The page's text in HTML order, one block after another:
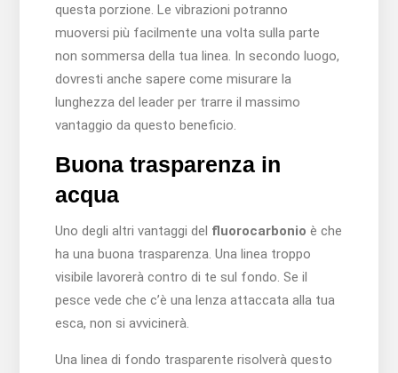
questa porzione. Le vibrazioni potranno
muoversi più facilmente una volta sulla parte
non sommersa della tua linea. In secondo luogo,
dovresti anche sapere come misurare la
lunghezza del leader per trarre il massimo
vantaggio da questo beneficio.
Buona trasparenza in
acqua
Uno degli altri vantaggi del fluorocarbonio è che
ha una buona trasparenza. Una linea troppo
visibile lavorerà contro di te sul fondo. Se il
pesce vede che c’è una lenza attaccata alla tua
esca, non si avvicinerà.
Una linea di fondo trasparente risolverà questo